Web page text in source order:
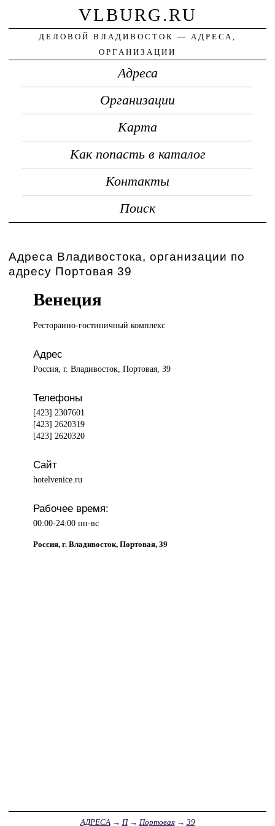
VLBURG.RU
ДЕЛОВОЙ ВЛАДИВОСТОК — АДРЕСА,
ОРГАНИЗАЦИИ
Адреса
Организации
Карта
Как попасть в каталог
Контакты
Поиск
Адреса Владивостока, организации по
адресу Портовая 39
Венеция
Ресторанно-гостиничный комплекс
Адрес
Россия, г. Владивосток, Портовая, 39
Телефоны
[423] 2307601
[423] 2620319
[423] 2620320
Сайт
hotelvenice.ru
Рабочее время:
00:00-24:00 пн-вс
Россия, г. Владивосток, Портовая, 39
АДРЕСА → П→ Портовая→ 39